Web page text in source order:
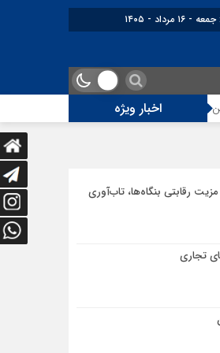
۱۶ مرداد - ۱۴۰۵
اخبار ویژه
توقف‌های مرزی، هزینه‌های پنهان و ضعف
رقابتی بنگاه‌ها، تاب‌آوری
تجاری